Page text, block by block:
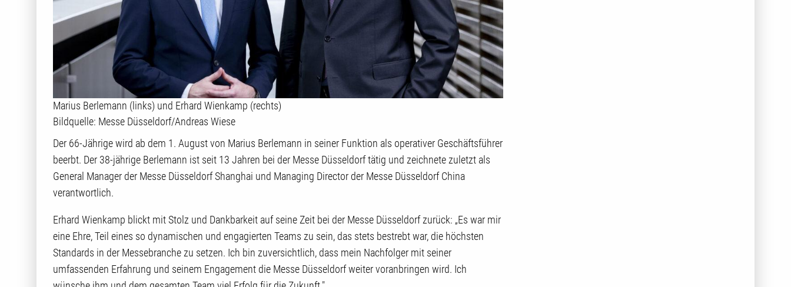
Marius Berlemann (links) und Erhard Wienkamp (rechts)
Bildquelle: Messe Düsseldorf/Andreas Wiese
Der 66-Jährige wird ab dem 1. August von Marius Berlemann in seiner Funktion als operativer Geschäftsführer
beerbt. Der 38-jährige Berlemann ist seit 13 Jahren bei der Messe Düsseldorf tätig und zeichnete zuletzt als
General Manager der Messe Düsseldorf Shanghai und Managing Director der Messe Düsseldorf China
verantwortlich.
Erhard Wienkamp blickt mit Stolz und Dankbarkeit auf seine Zeit bei der Messe Düsseldorf zurück: „Es war mir
eine Ehre, Teil eines so dynamischen und engagierten Teams zu sein, das stets bestrebt war, die höchsten
Standards in der Messebranche zu setzen. Ich bin zuversichtlich, dass mein Nachfolger mit seiner
umfassenden Erfahrung und seinem Engagement die Messe Düsseldorf weiter voranbringen wird. Ich